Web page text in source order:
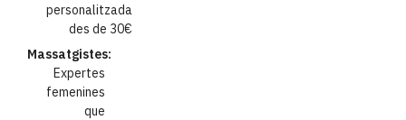
personalitzada
des de 30€
Massatgistes:
Expertes
femenines
que